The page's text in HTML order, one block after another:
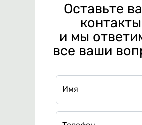
Оставьте
и мы
все ваши
Имя